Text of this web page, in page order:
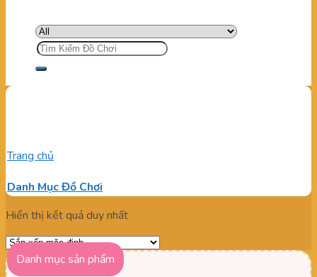
Tìm
kiếm:
Trang chủ
Danh Mục Đồ Chơi
Hiển thị kết quả duy nhất
Danh mục sản phẩm